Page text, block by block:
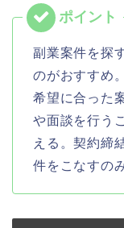
副業案件を探
のがおすすめ
希望に合った
や面談を行う
える。契約締
件をこなすのみ